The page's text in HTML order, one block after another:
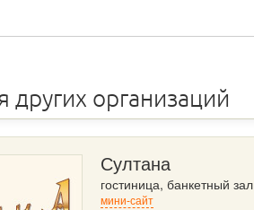
организаций
Султана
гостиница, банкетный зал
мини-сайт